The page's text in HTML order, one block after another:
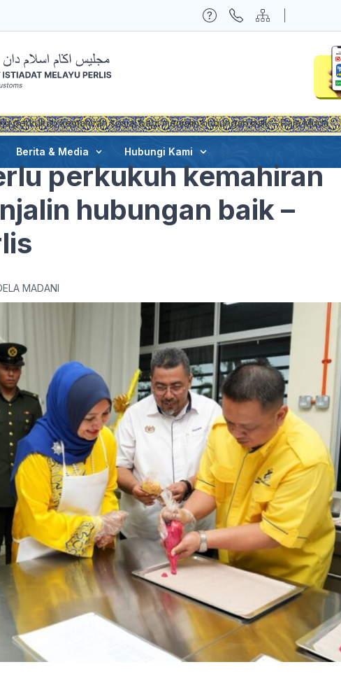
Berita & Media Hubungi Kami
perkukuh kemahiran sosial bagi menjalin hubungan baik – Raja Muda
perkukuh kemahiran
hubungan baik –
MADANI